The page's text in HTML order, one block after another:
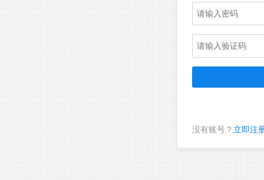
没有账号？ 立即注